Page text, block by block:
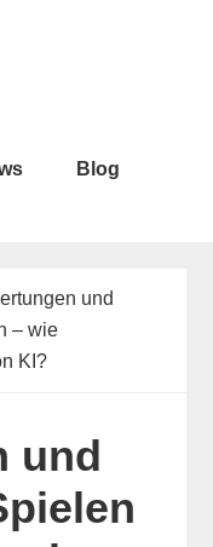
Blog
und
– wie
KI?
und